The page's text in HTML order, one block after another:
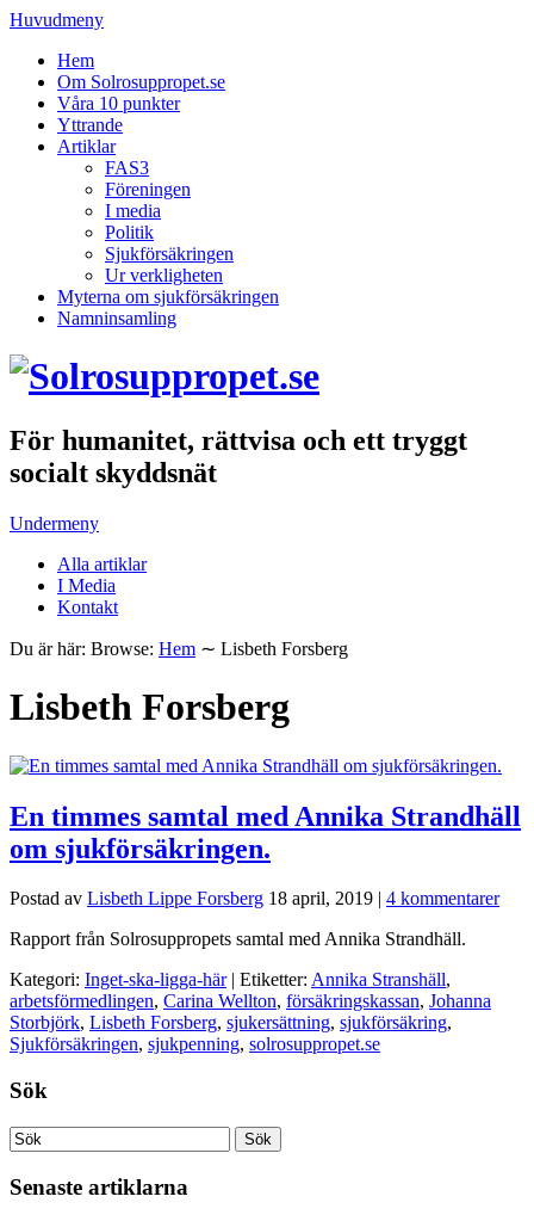
Huvudmeny
Hem
Om Solrosuppropet.se
Våra 10 punkter
Yttrande
Artiklar
FAS3
Föreningen
I media
Politik
Sjukförsäkringen
Ur verkligheten
Myterna om sjukförsäkringen
Namninsamling
För humanitet, rättvisa och ett tryggt
socialt skyddsnät
Undermeny
Alla artiklar
I Media
Kontakt
Du är här: Browse: Hem ∼ Lisbeth Forsberg
Lisbeth Forsberg
En timmes samtal med Annika Strandhäll
om sjukförsäkringen.
Postad av Lisbeth Lippe Forsberg 18 april, 2019
4 kommentarer
Rapport från Solrosuppropets samtal med Annika Strandhäll.
Kategori: Inget-ska-ligga-här | Etiketter: Annika Stranshäll,
arbetsförmedlingen, Carina Wellton, försäkringskassan, Johanna
Storbjörk, Lisbeth Forsberg, sjukersättning, sjukförsäkring,
Sjukförsäkringen, sjukpenning, solrosuppropet.se
Sök
Senaste artiklarna